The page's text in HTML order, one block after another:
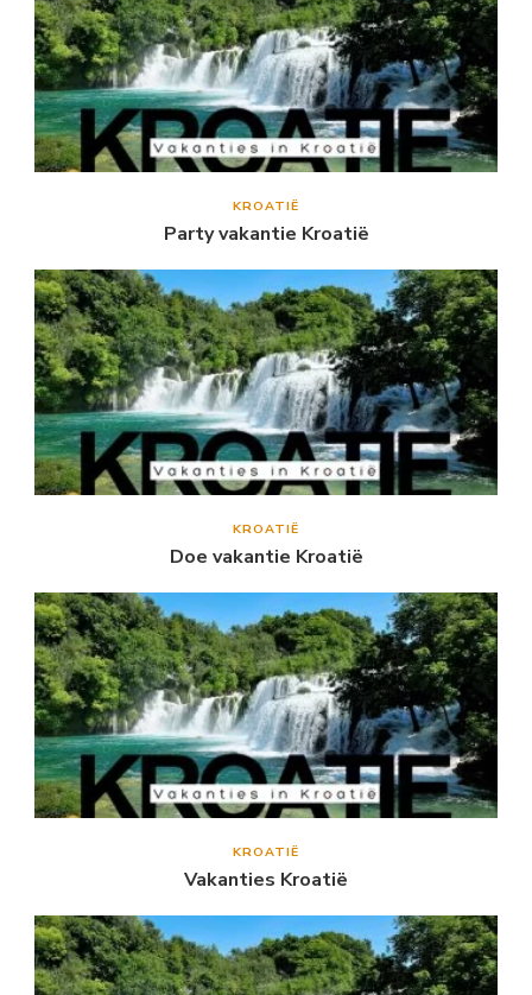
KROATIË
Party vakantie Kroatië
KROATIË
Doe vakantie Kroatië
KROATIË
Vakanties Kroatië